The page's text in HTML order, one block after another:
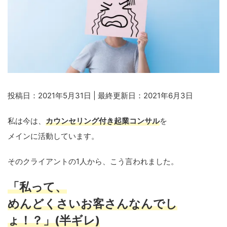
投稿日：2021年5月31日 | 最終更新日：2021年6月3日
私は今は、 カウンセリング付き起業コンサルを
メインに活動しています。
そのクライアントの1人から、こう言われました。
「私って、
めんどくさいお客さんなんでし
ょ！？」(半ギレ)